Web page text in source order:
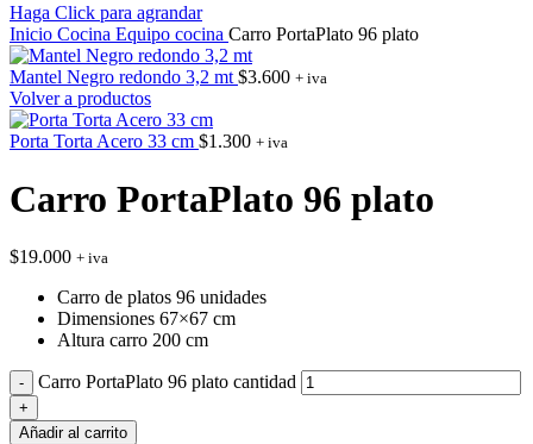
Haga Click para agrandar
Inicio Cocina Equipo cocina Carro PortaPlato 96 plato
Mantel Negro redondo 3,2 mt $3.600 + iva
Volver a productos
Porta Torta Acero 33 cm $1.300 + iva
Carro PortaPlato 96 plato
$19.000 + iva
Carro de platos 96 unidades
Dimensiones 67×67 cm
Altura carro 200 cm
Carro PortaPlato 96 plato cantidad
Añadir al carrito